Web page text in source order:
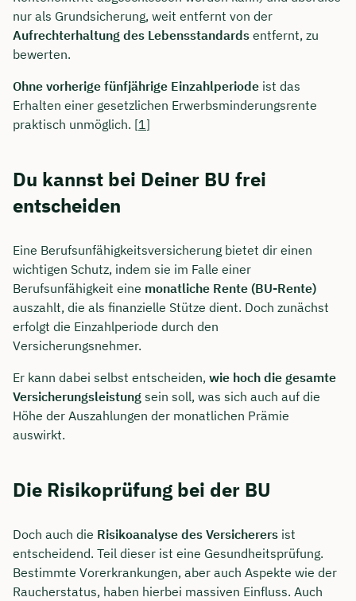
nur als Grundsicherung, weit entfernt von der
Aufrechterhaltung des Lebensstandards entfernt, zu
bewerten.
Ohne vorherige fünfjährige Einzahlperiode ist das
Erhalten einer gesetzlichen Erwerbsminderungsrente
praktisch unmöglich. [1 ]
Du kannst bei Deiner BU frei
entscheiden
Eine Berufsunfähigkeitsversicherung bietet dir einen
wichtigen Schutz, indem sie im Falle einer
Berufsunfähigkeit eine monatliche Rente (BU-Rente)
auszahlt, die als finanzielle Stütze dient. Doch zunächst
erfolgt die Einzahlperiode durch den
Versicherungsnehmer.
Er kann dabei selbst entscheiden, wie hoch die gesamte
Versicherungsleistung sein soll, was sich auch auf die
Höhe der Auszahlungen der monatlichen Prämie
auswirkt.
Die Risikoprüfung bei der BU
Doch auch die Risikoanalyse des Versicherers ist
entscheidend. Teil dieser ist eine Gesundheitsprüfung.
Bestimmte Vorerkrankungen, aber auch Aspekte wie der
Raucherstatus, haben hierbei massiven Einfluss. Auch